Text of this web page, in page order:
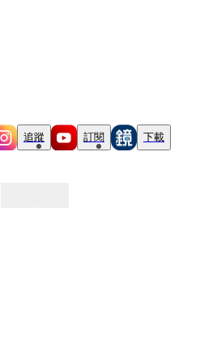
追蹤 訂閱 下載